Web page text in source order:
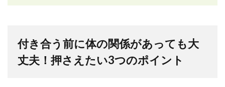
付き合う前に体の関係があっても大
丈夫！押さえたい3つのポイント